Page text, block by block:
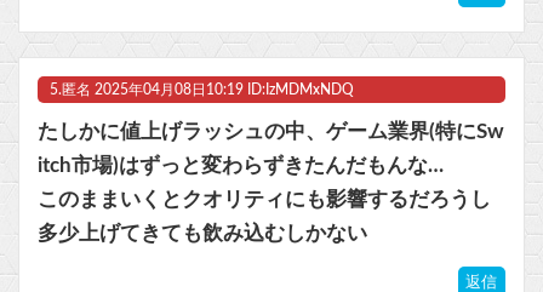
5. 匿名 2025年04月08日10:19 ID:IzMDMxNDQ
たしかに値上げラッシュの中、ゲーム業界(特にSw
itch市場)はずっと変わらずきたんだもんな…
このままいくとクオリティにも影響するだろうし
多少上げてきても飲み込むしかない
返信